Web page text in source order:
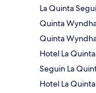
La Quinta
Quinta
Quinta
Hotel La
Seguin La
Hotel La